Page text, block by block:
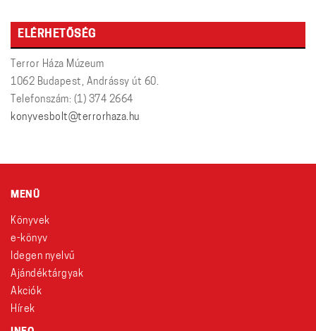
ELÉRHETŐSÉG
Terror Háza Múzeum
1062 Budapest, Andrássy út 60.
Telefonszám: (1) 374 2664
konyvesbolt@terrorhaza.hu
MENÜ
Könyvek
e-könyv
Idegen nyelvű
Ajándéktárgyak
Akciók
Hírek